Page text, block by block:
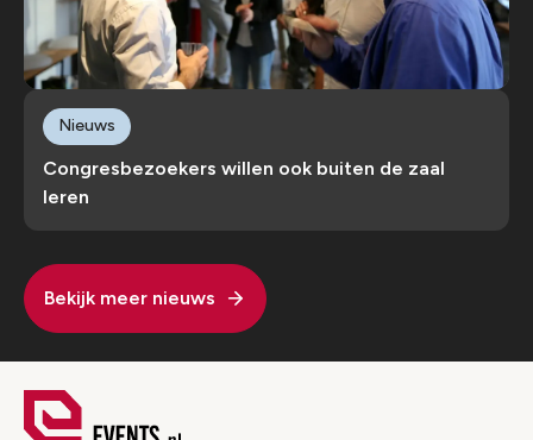
Congresbezoekers willen ook buiten de zaal
leren
Nieuws
Bekijk meer nieuws